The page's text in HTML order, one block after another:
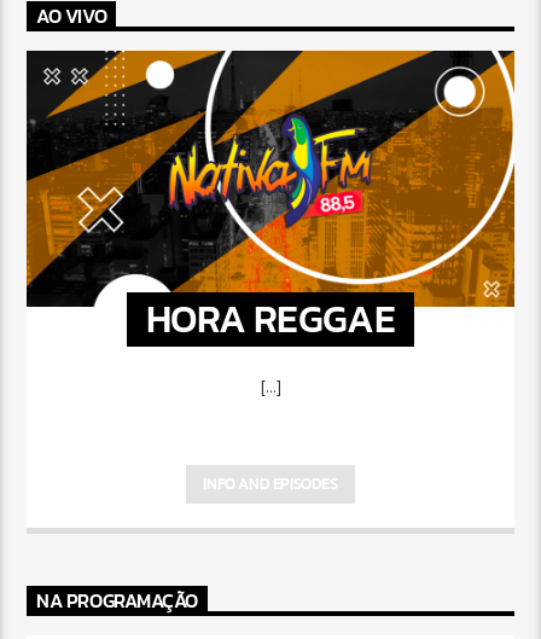
AO VIVO
HORA REGGAE
[...]
INFO AND EPISODES
NA PROGRAMAÇÃO